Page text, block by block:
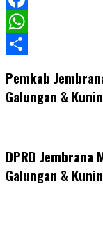
Facebook
WhatsApp
Pemkab
Galungan &
DPRD Jembrana
Galungan &